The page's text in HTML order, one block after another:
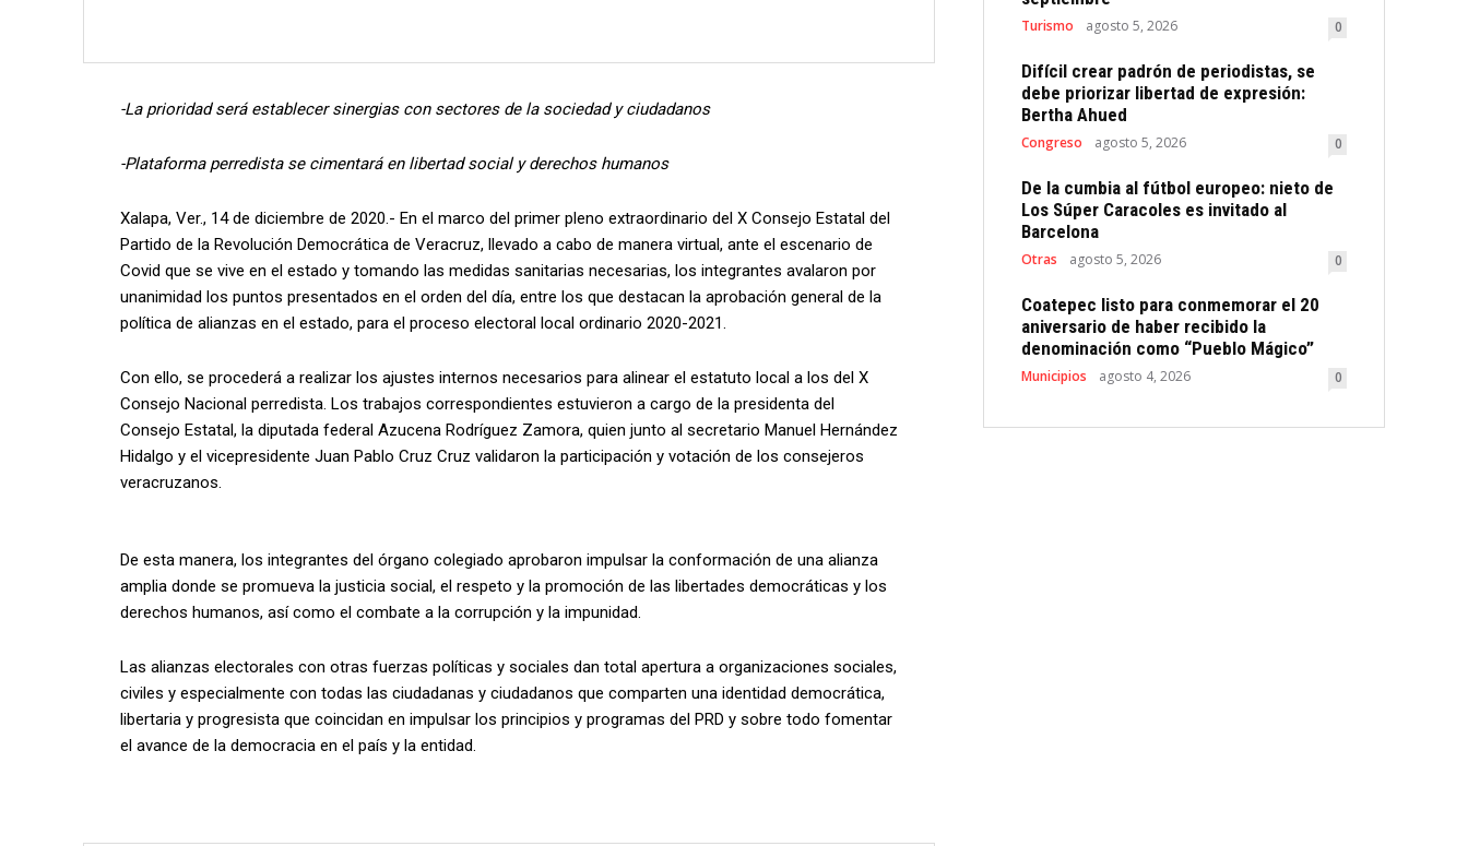
-La prioridad será establecer sinergias con sectores de la sociedad y ciudadanos
-Plataforma perredista se cimentará en libertad social y derechos humanos
Xalapa, Ver., 14 de diciembre de 2020.- En el marco del primer pleno extraordinario del X Consejo Estatal del
Partido de la Revolución Democrática de Veracruz, llevado a cabo de manera virtual, ante el escenario de
Covid que se vive en el estado y tomando las medidas sanitarias necesarias, los integrantes avalaron por
unanimidad los puntos presentados en el orden del día, entre los que destacan la aprobación general de la
política de alianzas en el estado, para el proceso electoral local ordinario 2020-2021.
Con ello, se procederá a realizar los ajustes internos necesarios para alinear el estatuto local a los del X
Consejo Nacional perredista. Los trabajos correspondientes estuvieron a cargo de la presidenta del
Consejo Estatal, la diputada federal Azucena Rodríguez Zamora, quien junto al secretario Manuel Hernández
Hidalgo y el vicepresidente Juan Pablo Cruz Cruz validaron la participación y votación de los consejeros
veracruzanos.
De esta manera, los integrantes del órgano colegiado aprobaron impulsar la conformación de una alianza
amplia donde se promueva la justicia social, el respeto y la promoción de las libertades democráticas y los
derechos humanos, así como el combate a la corrupción y la impunidad.
Las alianzas electorales con otras fuerzas políticas y sociales dan total apertura a organizaciones sociales,
civiles y especialmente con todas las ciudadanas y ciudadanos que comparten una identidad democrática,
libertaria y progresista que coincidan en impulsar los principios y programas del PRD y sobre todo fomentar
el avance de la democracia en el país y la entidad.
Turismo agosto 5, 2026 0
Difícil crear padrón de periodistas, se
debe priorizar libertad de expresión:
Bertha Ahued
Congreso agosto 5, 2026 0
De la cumbia al fútbol europeo: nieto de
Los Súper Caracoles es invitado al
Barcelona
Otras agosto 5, 2026 0
Coatepec listo para conmemorar el 20
aniversario de haber recibido la
denominación como “Pueblo Mágico”
Municipios agosto 4, 2026 0